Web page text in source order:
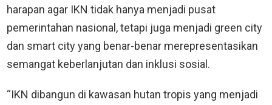
harapan agar IKN tidak hanya menjadi pusat
pemerintahan nasional, tetapi juga menjadi green city
dan smart city yang benar-benar merepresentasikan
semangat keberlanjutan dan inklusi sosial.
“IKN dibangun di kawasan hutan tropis yang menjadi